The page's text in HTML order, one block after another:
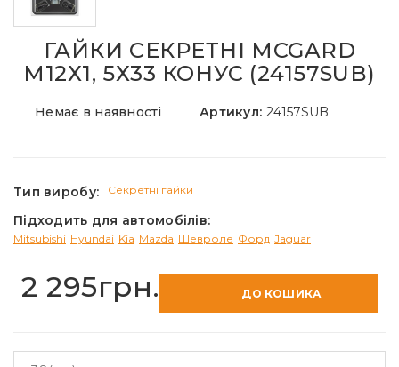
ГАЙКИ СЕКРЕТНІ MCGARD
М12Х1, 5Х33 КОНУС (24157SUB)
Немає в наявності Артикул: 24157SUB
Тип виробу: Секретні гайки
Підходить для автомобілів:
Mitsubishi Hyundai Kia Mazda Шевроле Форд Jaguar
2 295грн. ДО КОШИКА